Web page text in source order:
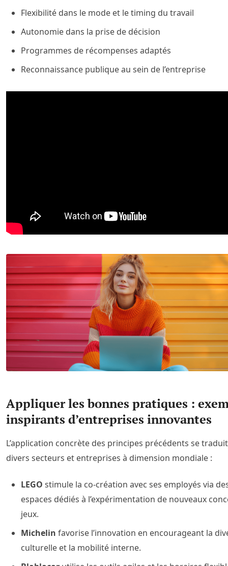
Flexibilité dans le mode et le timing du travail
Autonomie dans la prise de décision
Programmes de récompenses adaptés
Reconnaissance publique au sein de l’entreprise
Appliquer les bonnes pratiques :
inspirants d’entreprises innovantes
L’application concrète des principes précédents se
divers secteurs et entreprises à dimension mondiale :
LEGO stimule la co-création avec ses employés via
espaces dédiés à l’expérimentation de nouveaux
jeux.
Michelin favorise l’innovation en encourageant la
culturelle et la mobilité interne.